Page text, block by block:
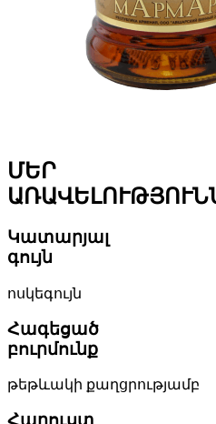
ՄԵՐ
Կատարյալ
գույն
ոսկեգույն
Հագեցած
բուրմունք
թեթևակի քաղցրությամբ
Հարուստ